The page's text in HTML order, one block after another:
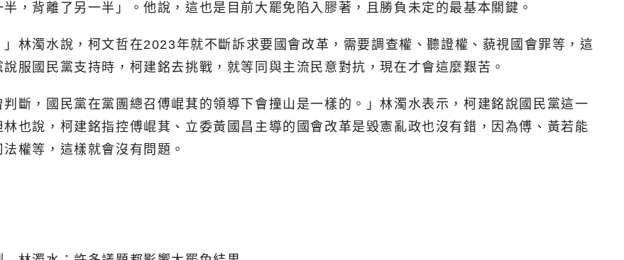
，背離了另一半」。他說，這也是目前大罷免陷入膠著，且勝負未定的最基本關鍵。
林濁水說，柯文哲在2023年就不斷訴求要國會改革，需要調查權、聽證權、藐視國會罪等，這
服國民黨支持時，柯建銘去挑戰，就等同與主流民意對抗，現在才會這麼艱苦。
斷，國民黨在黨團總召傅崐萁的領導下會撞山是一樣的。」林濁水表示，柯建銘說國民黨這一
也說，柯建銘指控傅崐萁、立委黃國昌主導的國會改革是毀憲亂政也沒有錯，因為傅、黃若能
權等，這樣就會沒有問題。